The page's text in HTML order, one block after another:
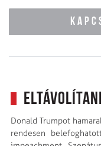
Donald Trumpot
rendesen